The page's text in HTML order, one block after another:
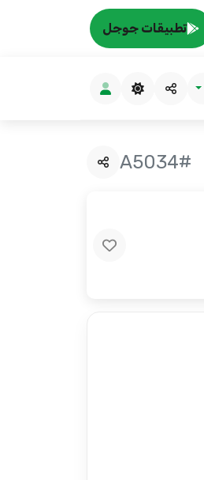
تطبيقات جوجل
#A5034